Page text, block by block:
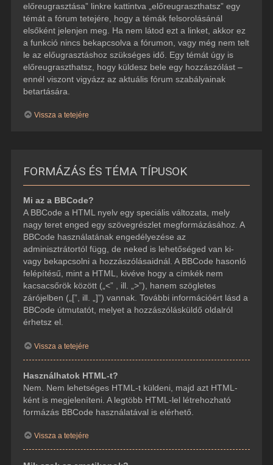
előreugrasztása” linkre kattintva „előreugraszthatsz” egy
témát a fórum tetejére, hogy a témák felsorolásánál
elsőként jelenjen meg. Ha nem látod ezt a linket, akkor ez
a funkció nincs bekapcsolva a fórumon, vagy még nem telt
le az előugrasztáshoz szükséges idő. Egy témát úgy is
előreugraszthatsz, hogy küldesz bele egy hozzászólást –
ennél viszont vigyázz az aktuális fórum szabályainak
betartására.
Vissza a tetejére
FORMÁZÁS ÉS TÉMA TÍPUSOK
Mi az a BBCode?
A BBCode a HTML nyelv egy speciális változata, mely
nagy teret enged egy szövegrészlet megformázásához. A
BBCode használatának engedélyezése az
adminisztrátortól függ, de neked is lehetőséged van ki-
vagy bekapcsolni a hozzászólásaidnál. A BBCode hasonló
felépítésű, mint a HTML, kivéve hogy a címkék nem
kacsacsőrök között („<” , ill. „>”), hanem szögletes
zárójelben („[”, ill. „]”) vannak. További információért lásd a
BBCode útmutatót, melyet a hozzászólásküldő oldalról
érhetsz el.
Vissza a tetejére
Használhatok HTML-t?
Nem. Nem lehetséges HTML-t küldeni, majd azt HTML-
ként is megjeleníteni. A legtöbb HTML-lel létrehozható
formázás BBCode használatával is elérhető.
Vissza a tetejére